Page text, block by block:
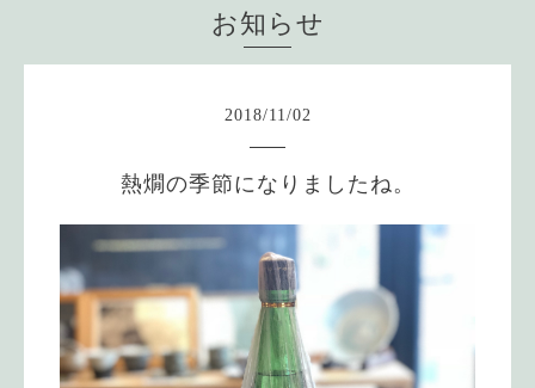
お知らせ
2018/11 /02
熱燗の季節になりましたね。